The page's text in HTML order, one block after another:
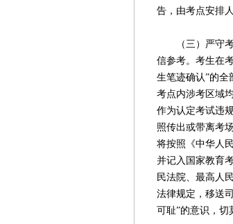
告，由考点安排
（三）严守考
信参考。考生在
生笔迹确认”的全
考点内涉考区域
作为认定考试违
照传出或带离考
将按照《中华人
并记入国家教育
民法院、最高人
法律规定，移送
可耻”的意识，切